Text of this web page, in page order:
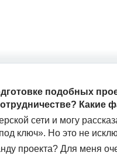
подобных
сети и могу
ключ». Но это не
проекта? Для меня